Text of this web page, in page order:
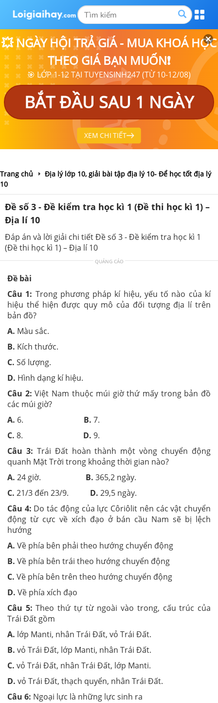
💥 NGÀY HỘI TRẢ GIÁ - MUA KHOÁ HỌC
THEO GIÁ BẠN MUỐN❗
🎯 LỚP 1-12 TẠI TUYENSINH247 (TỪ 10-12/08)
BẮT ĐẦU SAU 1 NGÀY
XEM CHI TIẾT
Trang chủ
Địa lý lớp 10, giải bài tập địa lý 10- Để học tốt địa lý
10
Đề số 3 - Đề kiểm tra học kì 1 (Đề thi học kì 1) –
Địa lí 10
Đáp án và lời giải chi tiết Đề số 3 - Đề kiểm tra học kì 1
(Đề thi học kì 1) – Địa lí 10
QUẢNG CÁO
Đề bài
Câu 1: Trong phương pháp kí hiệu, yếu tố nào của kí
hiệu thể hiện được quy mô của đối tượng địa lí trên
bản đồ?
A. Màu sắc.
B. Kích thước.
C. Số lượng.
D. Hình dạng kí hiệu.
Câu 2: Việt Nam thuộc múi giờ thứ mấy trong bản đồ
các múi giờ?
A. 6. B. 7.
C. 8. D. 9.
Câu 3: Trái Đất hoàn thành một vòng chuyển động
quanh Mặt Trời trong khoảng thời gian nào?
A. 24 giờ. B. 365,2 ngày.
C. 21/3 đến 23/9. D. 29,5 ngày.
Câu 4: Do tác động của lực Côriôlit nên các vật chuyển
động từ cực về xích đạo ở bán cầu Nam sẽ bị lệch
hướng
A. Về phía bên phải theo hướng chuyển động
B. Về phía bên trái theo hướng chuyển động
C. Về phía bên trên theo hướng chuyển động
D. Về phía xích đạo
Câu 5: Theo thứ tự từ ngoài vào trong, cấu trúc của
Trái Đất gồm
A. lớp Manti, nhân Trái Đất, vỏ Trái Đất.
B. vỏ Trái Đất, lớp Manti, nhân Trái Đất.
C. vỏ Trái Đất, nhân Trái Đất, lớp Manti.
D. vỏ Trái Đất, thạch quyển, nhân Trái Đất.
Câu 6: Ngoại lực là những lực sinh ra